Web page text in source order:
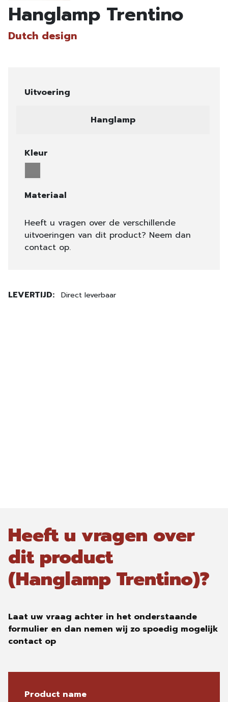
Hanglamp Trentino
Dutch design
Uitvoering
Hanglamp
Kleur
Materiaal
Heeft u vragen over de verschillende
uitvoeringen van dit product? Neem dan
contact op.
LEVERTIJD: Direct leverbaar
Heeft u vragen over
dit product
(Hanglamp Trentino)?
Laat uw vraag achter in het onderstaande
formulier en dan nemen wij zo spoedig mogelijk
contact op
Product name